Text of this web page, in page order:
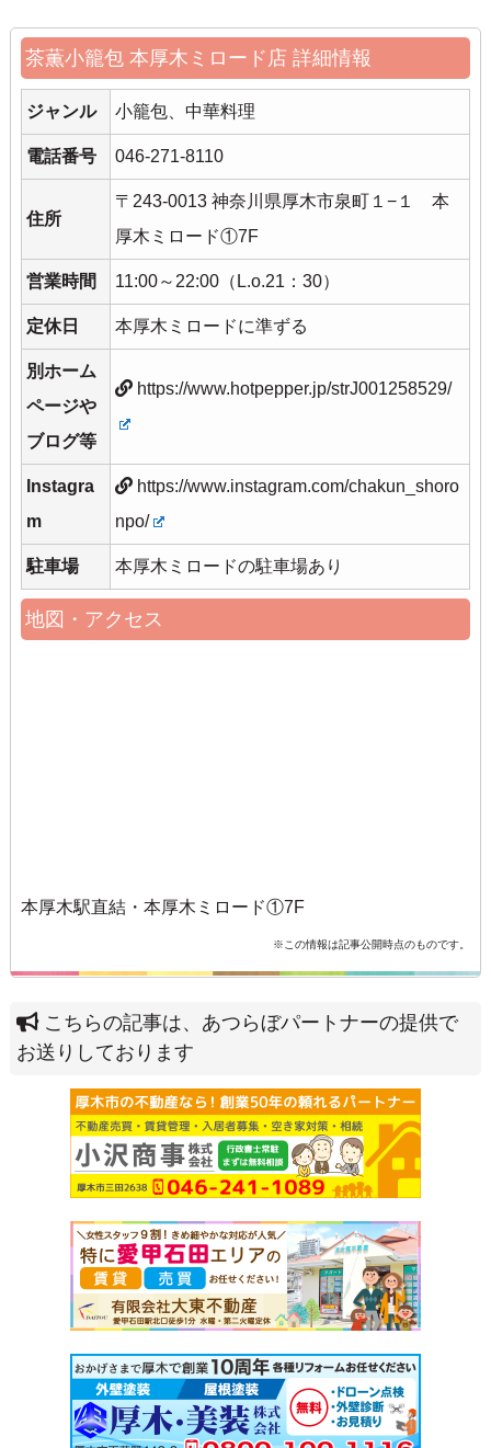
茶薫小籠包 本厚木ミロード店 詳細情報
ジャンル 小籠包、中華料理
電話番号 046-271-8110
住所
〒243-0013 神奈川県厚木市泉町１−１ 本
厚木ミロード①7F
営業時間 11:00～22:00（L.o.21：30）
定休日 本厚木ミロードに準ずる
別ホーム
ページや
ブログ等
https://www.hotpepper.jp/strJ001258529/
Instagra
m
https://www.instagram.com/chakun_shoro
npo/
駐車場 本厚木ミロードの駐車場あり
地図・アクセス
本厚木駅直結・本厚木ミロード①7F
※この情報は記事公開時点のものです。
こちらの記事は、あつらぼパートナーの提供で
お送りしております